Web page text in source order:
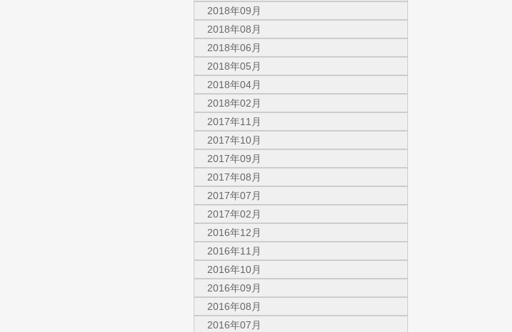
2018年09月
2018年08月
2018年06月
2018年05月
2018年04月
2018年02月
2017年11月
2017年10月
2017年09月
2017年08月
2017年07月
2017年02月
2016年12月
2016年11月
2016年10月
2016年09月
2016年08月
2016年07月